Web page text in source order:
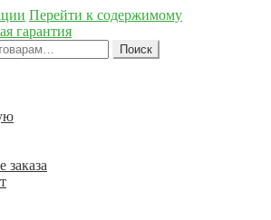
Перейти к содержимому
Поиск